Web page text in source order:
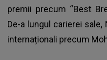
premii precum “Best
De-a lungul carierei
internaționali precum